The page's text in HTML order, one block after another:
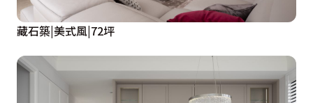
藏石築|美式風|72坪